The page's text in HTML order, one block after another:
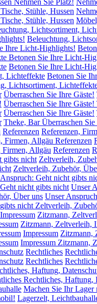
Nehmen Sie Platz!
Stühle, Hussen
Stühle, Hussen
Lichtsortiment,
Beleuchtung,
Ihre Licht-Highlights!
Betonen Sie Ihre Licht-
Betonen Sie Ihre Licht-
Lichteffekte Betonen Sie
Lichtsortiment,
Überraschen Sie Ihre Gäste!
Überraschen Sie Ihre
Überraschen Sie Ihre Gäste!
Theke, Bar Überraschen
Referenzen Referenzen,
Firmen, Allgäu Referenzen
Firmen, Allgäu Referenzen
gibts nicht Zeltverleih,
Zeltverleih, Zubehör,
Geht nicht gibts
nicht gibts nicht Unser
Über uns Unser
nicht Zeltverleih,
Impressum Zitzmann,
Zitzmann, Zeltverleih,
Impressum Zitzmann,
Impressum Zitzmann,
Rechtliches
Rechtliches
Haftung,
Rechtliches, Haftung,
Machen Sie Ihr Lager
Lagerzelt,